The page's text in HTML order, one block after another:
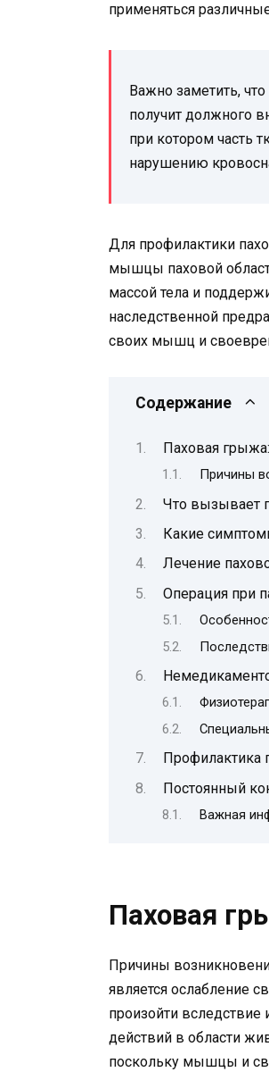
применяться
Важно заметить,
получит должного
при котором часть
нарушению
Для профилактики
мышцы паховой
массой тела и
наследственной
своих мышц и
Содержание
Паховая
Причины
Что вызывает
Какие
Лечение
Операция при
Профилактика
Постоянный
Важная
Паховая
Причины
является ослабление
произойти вследствие
действий в области
поскольку мышцы и